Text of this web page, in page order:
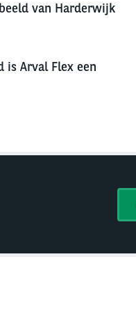
van Harderwijk
is Arval Flex een